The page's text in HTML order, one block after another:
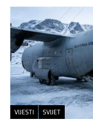
VIJESTI SVIJET